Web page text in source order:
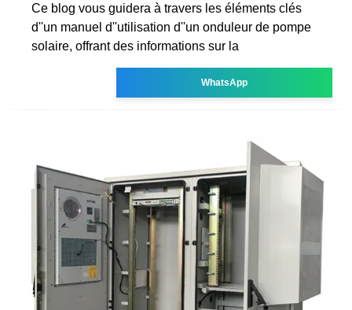
Ce blog vous guidera à travers les éléments clés
d''un manuel d''utilisation d''un onduleur de pompe
solaire, offrant des informations sur la
WhatsApp